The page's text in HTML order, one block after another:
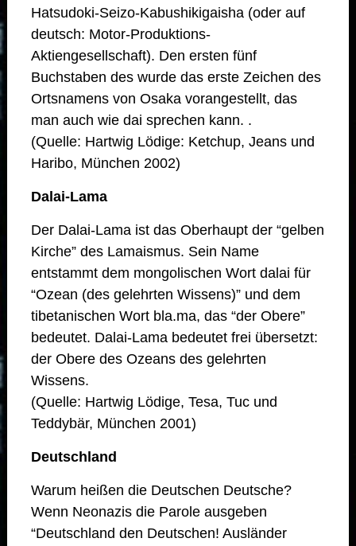
Hatsudoki-Seizo-Kabushikigaisha (oder auf
deutsch: Motor-Produktions-
Aktiengesellschaft). Den ersten fünf
Buchstaben des wurde das erste Zeichen des
Ortsnamens von Osaka vorangestellt, das
man auch wie dai sprechen kann. .
(Quelle: Hartwig Lödige: Ketchup, Jeans und
Haribo, München 2002)
Dalai-Lama
Der Dalai-Lama ist das Oberhaupt der “gelben
Kirche” des Lamaismus. Sein Name
entstammt dem mongolischen Wort dalai für
“Ozean (des gelehrten Wissens)” und dem
tibetanischen Wort bla.ma, das “der Obere”
bedeutet. Dalai-Lama bedeutet frei übersetzt:
der Obere des Ozeans des gelehrten
Wissens.
(Quelle: Hartwig Lödige, Tesa, Tuc und
Teddybär, München 2001)
Deutschland
Warum heißen die Deutschen Deutsche?
Wenn Neonazis die Parole ausgeben
“Deutschland den Deutschen! Ausländer